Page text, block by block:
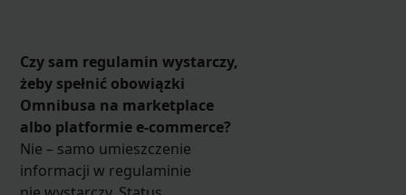
Czy sam regulamin wystarczy,
żeby spełnić obowiązki
Omnibusa na marketplace
albo platformie e-commerce?
Nie – samo umieszczenie
informacji w regulaminie